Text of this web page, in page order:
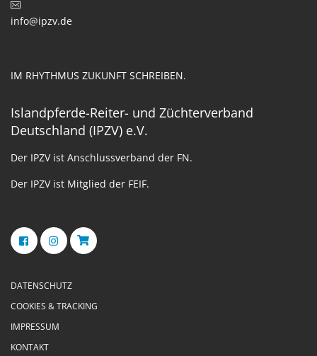
info@ipzv.de
IM RHYTHMUS ZUKUNFT SCHREIBEN.
Islandpferde-Reiter- und Züchterverband
Deutschland (IPZV) e.V.
Der IPZV ist Anschlussverband der FN.
Der IPZV ist Mitglied der FEIF.
DATENSCHUTZ
COOKIES & TRACKING
IMPRESSUM
KONTAKT